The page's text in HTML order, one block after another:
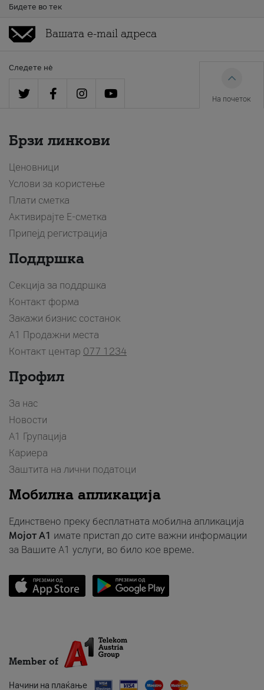
Бидете во тек
Следете нè
На почеток
Брзи линкови
Ценовници
Услови за користење
Плати сметка
Активирајте Е-сметка
Припејд регистрација
Поддршка
Секција за поддршка
Контакт форма
Закажи бизнис состанок
A1 Продажни места
Контакт центар 077 1234
Профил
За нас
Новости
А1 Групација
Кариера
Заштита на лични податоци
Мобилна апликација
Единствено преку бесплатната мобилна апликација
Мојот A1 имате пристап до сите важни информации
за Вашите A1 услуги, во било кое време.
Member of
Начини на плаќање